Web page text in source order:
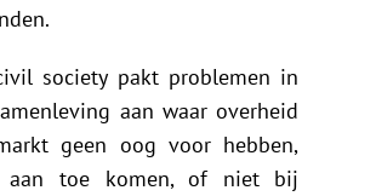
society pakt problemen in
aan waar overheid
geen oog voor hebben,
aan toe komen, of niet bij